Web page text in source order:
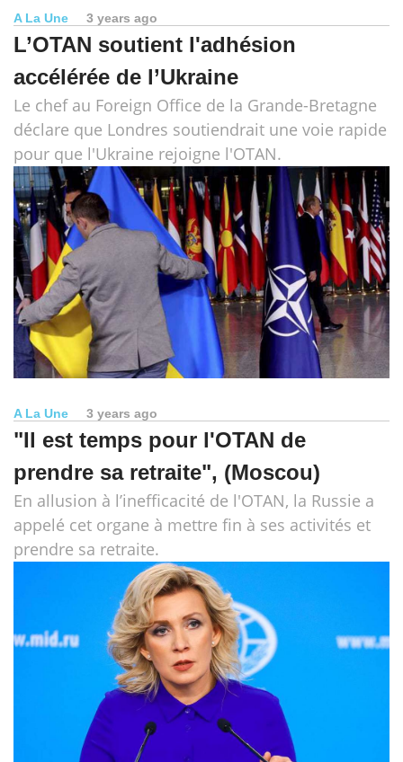
A La Une 3 years ago
L’OTAN soutient l'adhésion
accélérée de l’Ukraine
Le chef au Foreign Office de la Grande-Bretagne
déclare que Londres soutiendrait une voie rapide
pour que l'Ukraine rejoigne l'OTAN.
A La Une 3 years ago
"Il est temps pour l'OTAN de
prendre sa retraite", (Moscou)
En allusion à l’inefficacité de l'OTAN, la Russie a
appelé cet organe à mettre fin à ses activités et
prendre sa retraite.